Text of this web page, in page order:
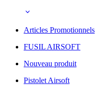
Articles Promotionnels
FUSIL AIRSOFT
Nouveau produit
Pistolet Airsoft